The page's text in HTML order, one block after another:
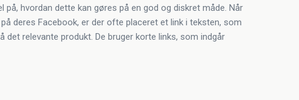
på, hvordan dette kan gøres på en god og diskret måde. Når
deres Facebook, er der ofte placeret et link i teksten, som
det relevante produkt. De bruger korte links, som indgår